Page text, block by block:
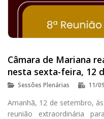
Câmara de Mariana
nesta sexta-feira, 12
Sessões Plenárias 11/
Amanhã, 12 de setembro,
reunião extraordinária